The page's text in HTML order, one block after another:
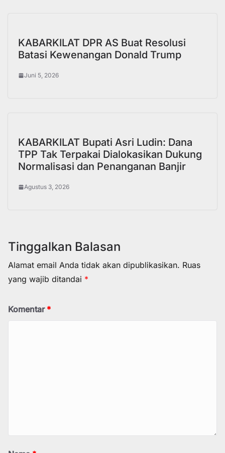
KABARKILAT DPR AS Buat Resolusi
Batasi Kewenangan Donald Trump
Juni 5, 2026
KABARKILAT Bupati Asri Ludin: Dana
TPP Tak Terpakai Dialokasikan Dukung
Normalisasi dan Penanganan Banjir
Agustus 3, 2026
Tinggalkan Balasan
Alamat email Anda tidak akan dipublikasikan. Ruas
yang wajib ditandai *
Komentar *